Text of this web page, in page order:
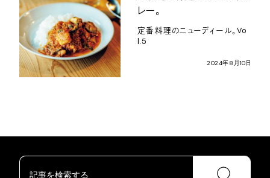
レー。
定番料理のニューディール。Vo
l.5
2024年8 月10日